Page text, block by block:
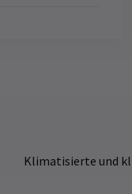
Klimatisierte und